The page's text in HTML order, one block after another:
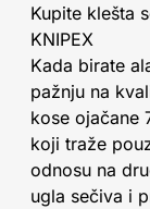
Kupite klešta
KNIPEX
Kada birate
pažnju na
kose ojačane
koji traže
odnosu na
ugla sečiva i